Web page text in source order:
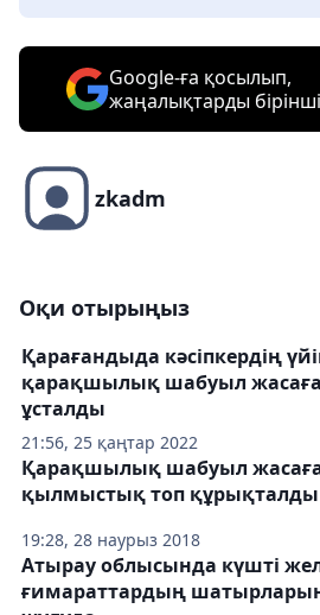
Google-ға қосылып,
жаңалықтарды
zkadm
Оқи отырыңыз
21:56, 25 қаңтар 2022
Қарағандыда кәсіпкердің
қарақшылық шабуыл
ұсталды
19:28, 28 наурыз 2018
Қарақшылық шабуыл
қылмыстық топ құрықталды
Атырау облысында күшті
ғимараттардың